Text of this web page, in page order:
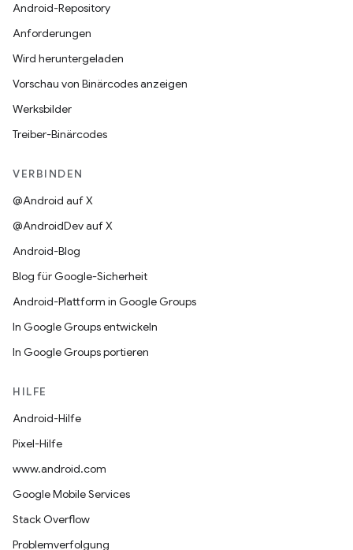
Android-Repository
Anforderungen
Wird heruntergeladen
Vorschau von Binärcodes anzeigen
Werksbilder
Treiber-Binärcodes
VERBINDEN
@Android auf X
@AndroidDev auf X
Android-Blog
Blog für Google-Sicherheit
Android-Plattform in Google Groups
In Google Groups entwickeln
In Google Groups portieren
HILFE
Android-Hilfe
Pixel-Hilfe
www.android.com
Google Mobile Services
Stack Overflow
Problemverfolgung